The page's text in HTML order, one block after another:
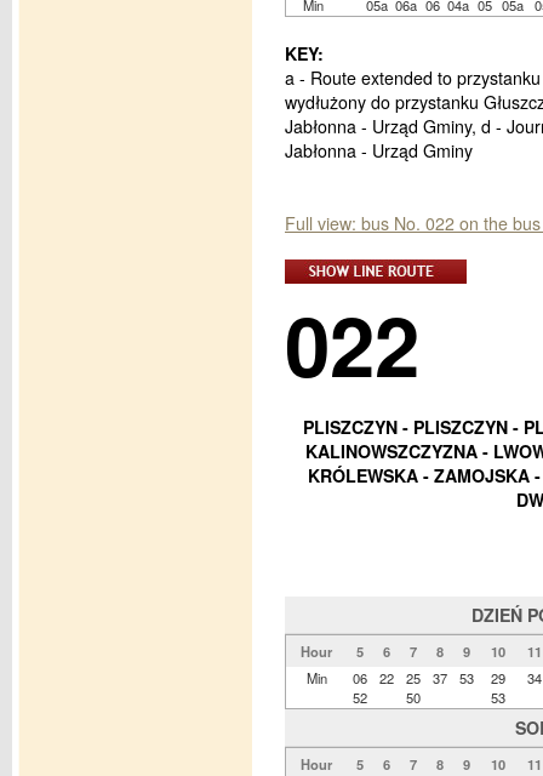
Min
05a 06a 06 04a 05 05a
KEY:
a - Route extended to
wydłużony do przystanku
Jabłonna - Urząd Gminy, d -
Jabłonna - Urząd Gminy
Full view: bus No. 022 on the
022
PLISZCZYN - PLISZCZYN -
KALINOWSZCZYZNA -
KRÓLEWSKA - ZAMOJSKA
DZIEŃ
Hour 5 6 7 8 9 10
11
Min
06
52
22
25
50
37 53
29
53
34
Hour 5 6 7 8 9 10
11